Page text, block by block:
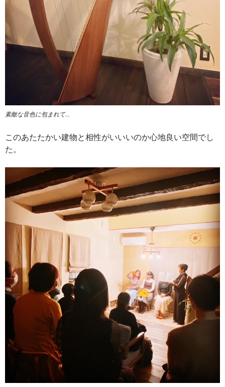
素敵な音色に包まれて…
このあたたかい建物と相性がいいいのか心地良い空間でし
た。